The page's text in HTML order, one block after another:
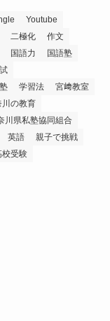
Youtube
二極化
作文
国語力
国語塾
学習法
宮﨑教室
川の教育
川県私塾協同組合
英語
親子で挑戦
校受験